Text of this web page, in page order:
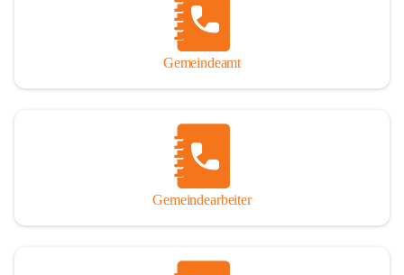
andere Fehler unterlief. Die Autoren haben nach ihren
individuellen Möglichkeiten mit bestem Wissen und Gewissen
Andreas Rohatsch wurde auf das System der Fußnoten verzichtet.
Wo eine genaue Quellenangabe sinnvoll und notwendig erschien,
sind die entsprechenden Quellenhinweise in den fließenden Text
eingearbeitet. Der leichteren Lesbarkeit halber ist auch von einer
streng gendergerechten Ausdrucksform Abstand genommen
Gemeindeamt
Gemeindearbeiter